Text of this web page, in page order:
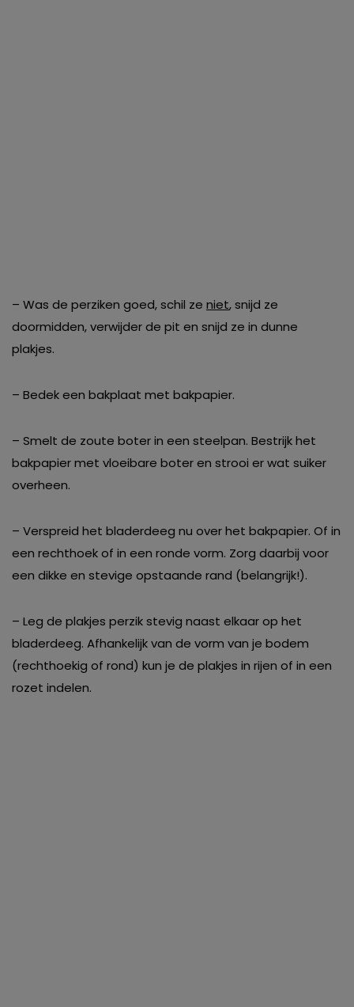
– Was de perziken goed, schil ze niet, snijd ze
doormidden, verwijder de pit en snijd ze in dunne
plakjes.
– Bedek een bakplaat met bakpapier.
– Smelt de zoute boter in een steelpan. Bestrijk het
bakpapier met vloeibare boter en strooi er wat suiker
overheen.
– Verspreid het bladerdeeg nu over het bakpapier. Of in
een rechthoek of in een ronde vorm. Zorg daarbij voor
een dikke en stevige opstaande rand (belangrijk!).
– Leg de plakjes perzik stevig naast elkaar op het
bladerdeeg. Afhankelijk van de vorm van je bodem
(rechthoekig of rond) kun je de plakjes in rijen of in een
rozet indelen.